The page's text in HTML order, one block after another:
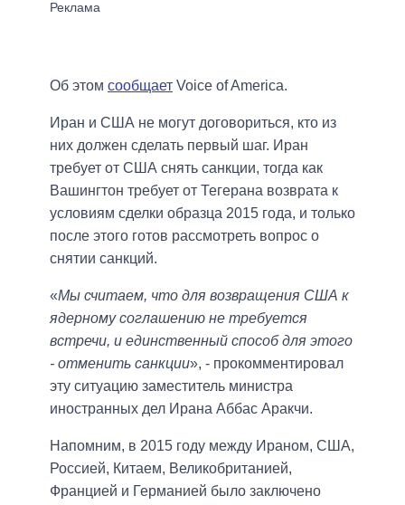
Об этом сообщает Voice of America.
Иран и США не могут договориться, кто из
них должен сделать первый шаг. Иран
требует от США снять санкции, тогда как
Вашингтон требует от Тегерана возврата к
условиям сделки образца 2015 года, и только
после этого готов рассмотреть вопрос о
снятии санкций.
«Мы считаем, что для возвращения США к
ядерному соглашению не требуется
встречи, и единственный способ для этого
- отменить санкции», - прокомментировал
эту ситуацию заместитель министра
иностранных дел Ирана Аббас Аракчи.
Напомним, в 2015 году между Ираном, США,
Россией, Китаем, Великобританией,
Францией и Германией было заключено